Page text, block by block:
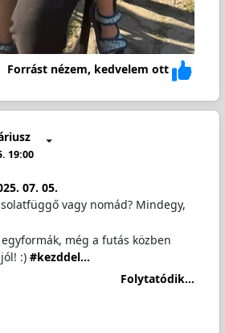
Forrást nézem, kedvelem ott
19:00
07. 05.
vagy nomád? Mindegy,
még a futás közben
:) #kezddel…
Folytatódik...